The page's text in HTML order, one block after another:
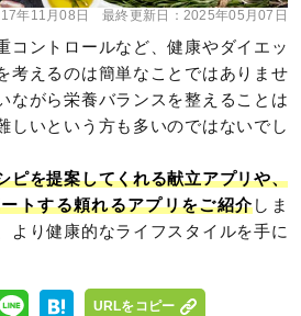
年11月08日 最終更新日： 2025年05月07日
コントロールなど、健康やダイエッ
考えるのは簡単なことではありませ
ながら栄養バランスを整えることは
しいという方も多いのではないでし
ピを提案してくれる献立アプリや、
トする頼れるアプリをご紹介しま
より健康的なライフスタイルを手に
URLをコピー